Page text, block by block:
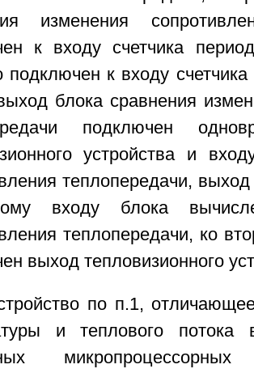
изменения
к входу счетчика
подключен к входу
блока сравнения
подключен
устройства и
теплопередачи,
входу блока
теплопередачи, ко
выход тепловизионного
по п.1,
и теплового
микропроцессорных